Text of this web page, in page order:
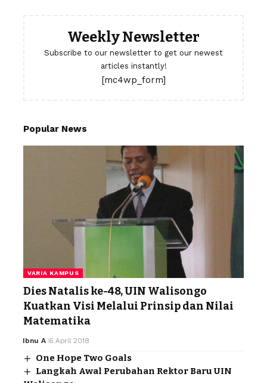
Weekly Newsletter
Subscribe to our newsletter to get our newest
articles instantly!
[mc4wp_form]
Popular News
VARIA KAMPUS
Dies Natalis ke-48, UIN Walisongo
Kuatkan Visi Melalui Prinsip dan Nilai
Matematika
Ibnu A 6 April 2018
One Hope Two Goals
Langkah Awal Perubahan Rektor Baru UIN